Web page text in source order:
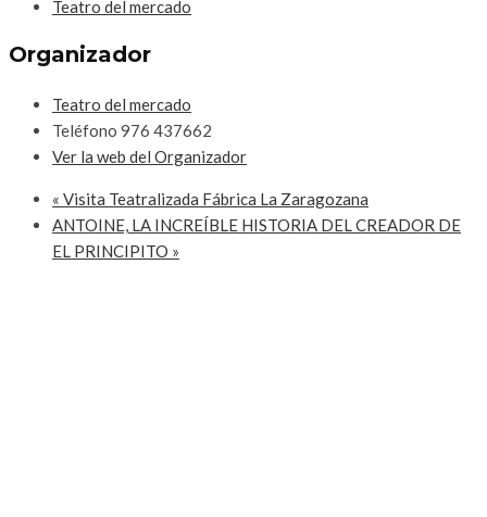
Teatro del mercado
Organizador
Teatro del mercado
Teléfono 976 437662
Ver la web del Organizador
« Visita Teatralizada Fábrica La Zaragozana
ANTOINE, LA INCREÍBLE HISTORIA DEL CREADOR DE
EL PRINCIPITO »